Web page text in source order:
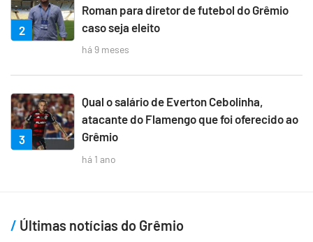
2
Roman para diretor de futebol do Grêmio
caso seja eleito
há 9 meses
3
Qual o salário de Everton Cebolinha,
atacante do Flamengo que foi oferecido ao
Grêmio
há 1 ano
Últimas notícias do Grêmio